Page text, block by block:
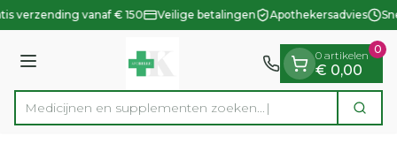
Ga naar de inhoud
1 van 1
verzending vanaf € 150 Veilige betalingen Apothekersadvies
Menu
Product, merk, categorie...
Medicijnen en supplementen zoeken... Zoek
0 artikelen
€ 0,00
0